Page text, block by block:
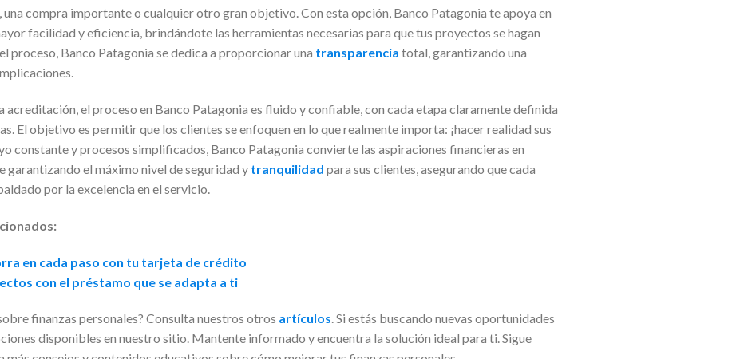
una compra importante o cualquier otro gran objetivo. Con esta opción, Banco Patagonia te apoya en
facilidad y eficiencia, brindándote las herramientas necesarias para que tus proyectos se hagan
proceso, Banco Patagonia se dedica a proporcionar una transparencia total, garantizando una
acreditación, el proceso en Banco Patagonia es fluido y confiable, con cada etapa claramente definida
El objetivo es permitir que los clientes se enfoquen en lo que realmente importa: ¡hacer realidad sus
constante y procesos simplificados, Banco Patagonia convierte las aspiraciones financieras en
garantizando el máximo nivel de seguridad y tranquilidad para sus clientes, asegurando que cada
por la excelencia en el servicio.
en cada paso con tu tarjeta de crédito
con el préstamo que se adapta a ti
finanzas personales? Consulta nuestros otros artículos. Si estás buscando nuevas oportunidades
disponibles en nuestro sitio. Mantente informado y encuentra la solución ideal para ti. Sigue